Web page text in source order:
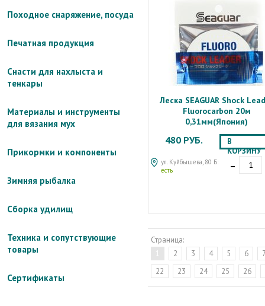
Походное снаряжение, посуда
Печатная продукция
Снасти для нахлыста и
тенкары
Материалы и инструменты
для вязания мух
Прикормки и компоненты
Зимняя рыбалка
Сборка удилищ
Техника и сопутствующие
товары
Сертификаты
Леска SEAGUAR Shock
Fluorocarbon 20м
0,31мм(Япония)
480 РУБ.
ул. Куйбышева, 80 Б:
есть
В
КОРЗИНУ
-
Страница:
1
2 3 4 5 6
22
23 24 25 26